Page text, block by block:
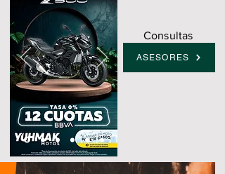
Consultas
ASESORES